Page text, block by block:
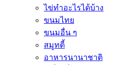
ไข่ทำอะไรได้บ้าง
ขนมไทย
ขนมอื่น ๆ
สมูทตี้
อาหารนานาชาติ